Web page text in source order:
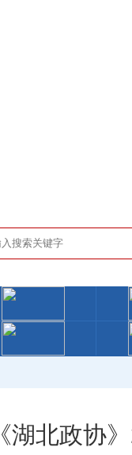
《湖北政协